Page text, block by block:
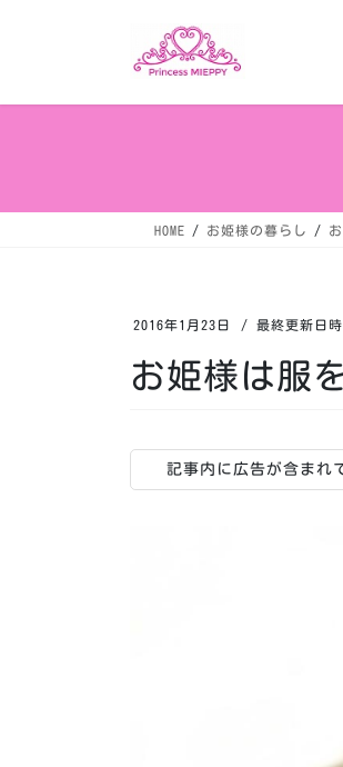
HOME お姫様の暮らし
2016年1月23日 / 最終更新日
お姫様は服
記事内に広告が含まれ